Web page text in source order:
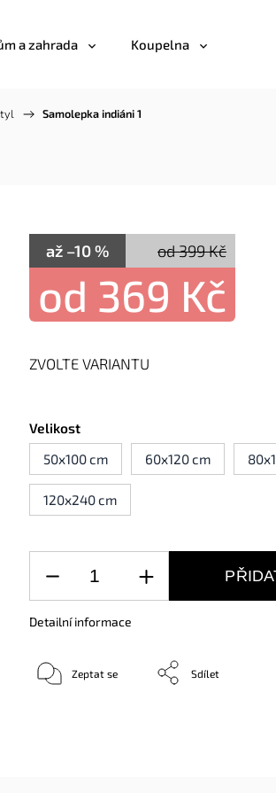
a zahrada Koupelna
/ Samolepka indiáni 1
od 399 Kč
až –10 %
od 369 Kč
Velikost
50x100 cm
60x120 cm
120x240 cm
ZVOLTE VARIANTU
Detailní informace
Zeptat se Sdílet